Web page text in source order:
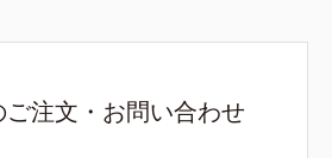
注文・お問い合わせ